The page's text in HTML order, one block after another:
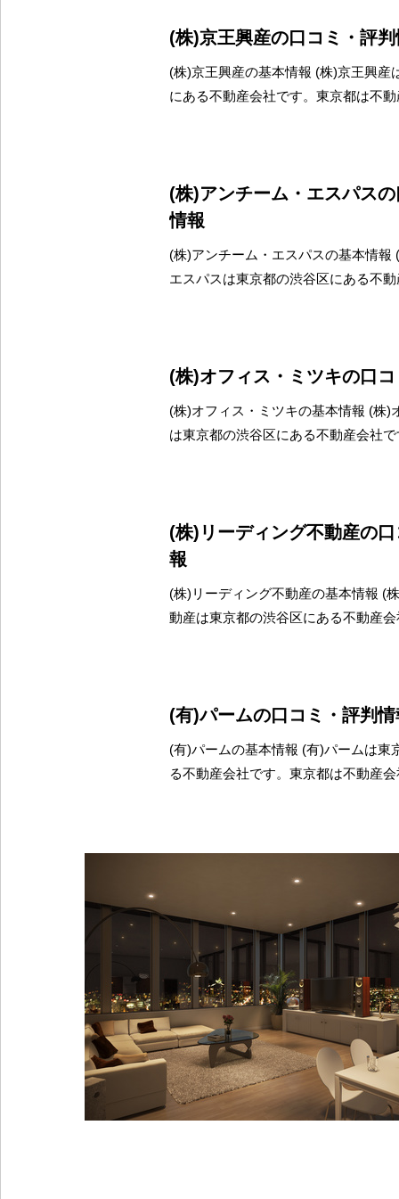
(株)京王興産の口コミ・評
(株)京王興産の基本情報 (株)京王興産
にある不動産会社です。東京都は不
(株)アンチーム・エスパス
情報
(株)アンチーム・エスパスの基本情報
エスパスは東京都の渋谷区にある不
(株)オフィス・ミツキの口
(株)オフィス・ミツキの基本情報 (株)
は東京都の渋谷区にある不動産会社
(株)リーディング不動産の
報
(株)リーディング不動産の基本情報 (
動産は東京都の渋谷区にある不動産
(有)パームの口コミ・評判情
(有)パームの基本情報 (有)パームは東
る不動産会社です。東京都は不動産